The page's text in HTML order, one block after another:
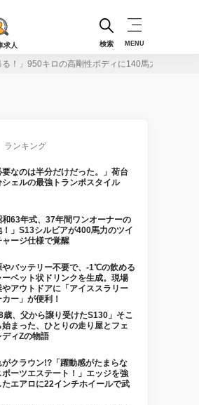
求人 検索 MENU
る！」950キロの高剛性ボディに140馬力のハイコ
ランキング
要なのは半分だけだった。」荷台
シェルの最強トランポスタイル
和63年式、37年間ワンオーナーの
！」S13シルビアが400馬力のツイ
ャージ仕様で覚醒
やバッテリー不要で、-1℃の飲める
ーベット状ドリンクを生成。現場
やアウトドアに「アイススラリー
カー」が便利！
歳、父から譲り受けたS130」そこ
始まった、ひとりの走り屋とフェ
ディZの物語
がクラウン!?「躍動感がたまらな
ポーツエステート！」エッジを強
たエアロに22インチホイールで武